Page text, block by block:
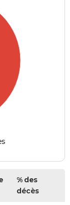
% des
décès